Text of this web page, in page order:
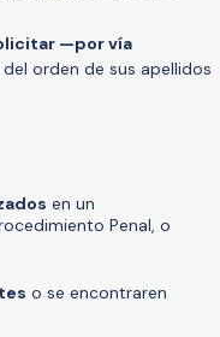
—por vía
orden de sus apellidos
en un
Penal, o
o se encontraren